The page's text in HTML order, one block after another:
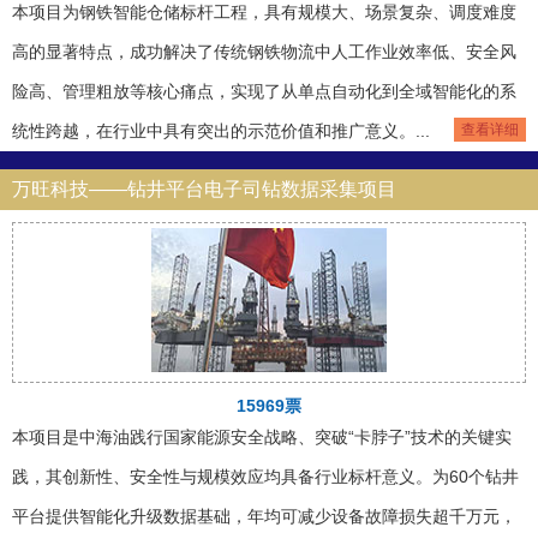
本项目为钢铁智能仓储标杆工程，具有规模大、场景复杂、调度难度
高的显著特点，成功解决了传统钢铁物流中人工作业效率低、安全风
险高、管理粗放等核心痛点，实现了从单点自动化到全域智能化的系
统性跨越，在行业中具有突出的示范价值和推广意义。... 查看详细
万旺科技——钻井平台电子司钻数据采集项目
15969票
本项目是中海油践行国家能源安全战略、突破“卡脖子”技术的关键实
践，其创新性、安全性与规模效应均具备行业标杆意义。为60个钻井
平台提供智能化升级数据基础，年均可减少设备故障损失超千万元，